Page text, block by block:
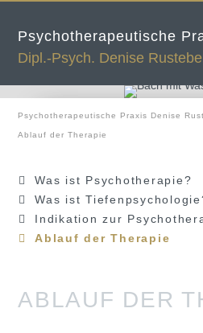
Psychotherapeutische
Dipl.-Psych. Denise
Psychotherapeutische Praxis Denise
Ablauf der Therapie
Navigation
überspringen
Was ist Psychotherapie?
Was ist
Indikation zur
Ablauf der Therapie
ABLAUF DER